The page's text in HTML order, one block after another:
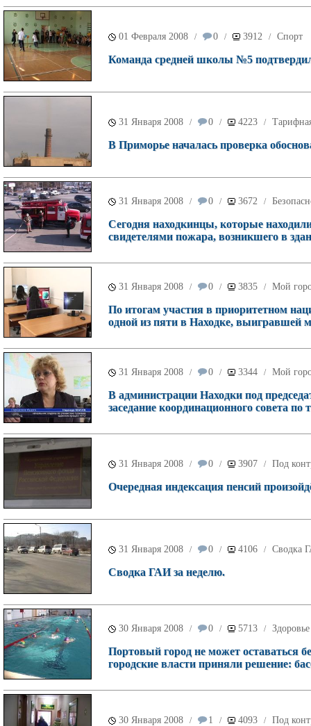
01 Февраля 2008 / 0 / 3912 / Спорт
Команда средней школы №5
31 Января 2008 / 0 / 4223 /
В Приморье началась проверка
31 Января 2008 / 0 / 3672 /
Сегодня находкинцы, которые
свидетелями пожара, возникшего в
31 Января 2008 / 0 / 3835 / Мой
По итогам участия в приоритетном
одной из пяти в Находке, выигравшей
31 Января 2008 / 0 / 3344 / Мой
В администрации Находки под
заседание координационного совета по
31 Января 2008 / 0 / 3907 / Под
Очередная индексация пенсий
31 Января 2008 / 0 / 4106 / Сводка
Сводка ГАИ за неделю.
30 Января 2008 / 0 / 5713 / Здоровье
Портовый город не может оставаться
городские власти приняли решение:
30 Января 2008 / 1 / 4093 / Под